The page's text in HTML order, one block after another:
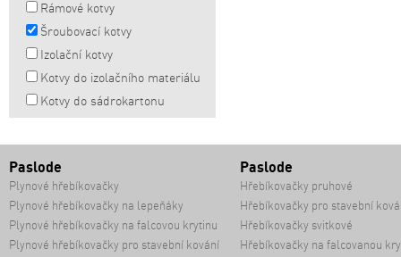
Rámové kotvy
Šroubovací kotvy
Izolační kotvy
Kotvy do izolačního materiálu
Kotvy do sádrokartonu
Paslode
Plynové hřebíkovačky
Plynové hřebíkovačky na lepeňáky
Plynové hřebíkovačky na falcovou krytinu
Plynové hřebíkovačky pro stavební kování
Paslode
Hřebíkovačky pruhové
Hřebíkovačky pro stavební
Hřebíkovačky svitkové
Hřebíkovačky na falcovanou